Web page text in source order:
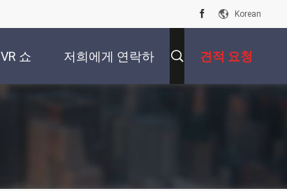
Korean
VR 쇼 저희에게 연락하 견적 요청